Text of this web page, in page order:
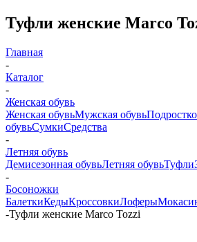
Туфли женские Marco
Главная
-
Каталог
-
Женская обувь
Женская обувьМужская обувь
обувьСумкиСредства
-
Летняя обувь
Демисезонная обувьЛетняя обувьТуфли
-
Босоножки
БалеткиКедыКроссовкиЛоферы
-Туфли женские Marco Tozzi